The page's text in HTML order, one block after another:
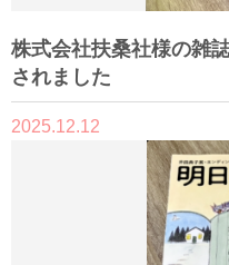
株式会社扶桑社様の雑
されました
2025.12.12